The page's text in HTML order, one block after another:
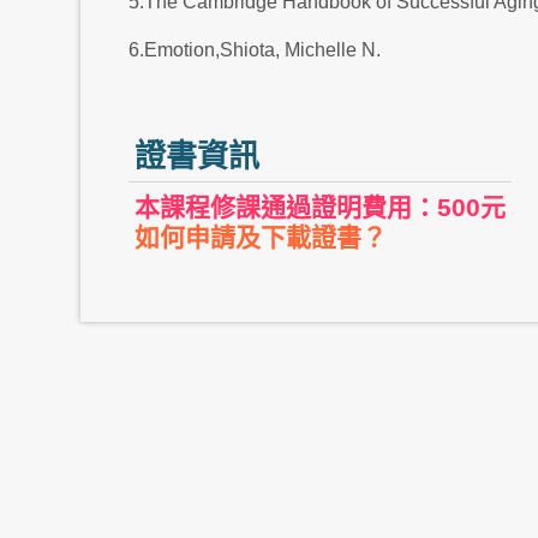
6.Emotion,Shiota, Michelle N.
證書資訊
本課程修課通過證明費用：500元
如何申請及下載證書？